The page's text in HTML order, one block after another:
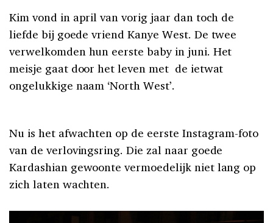
Kim vond in april van vorig jaar dan toch de
liefde bij goede vriend Kanye West. De twee
verwelkomden hun eerste baby in juni. Het
meisje gaat door het leven met de ietwat
ongelukkige naam ‘North West’.
Nu is het afwachten op de eerste Instagram-foto
van de verlovingsring. Die zal naar goede
Kardashian gewoonte vermoedelijk niet lang op
zich laten wachten.